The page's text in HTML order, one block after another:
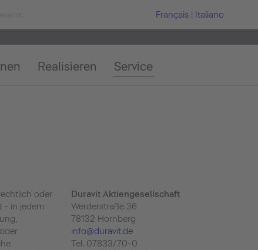
Français | Italiano
Realisieren Service
oder
- in jedem
Duravit Aktiengesellschaft
Werderstraße 36
78132 Hornberg
info@duravit.de
Tel. 07833/70-0